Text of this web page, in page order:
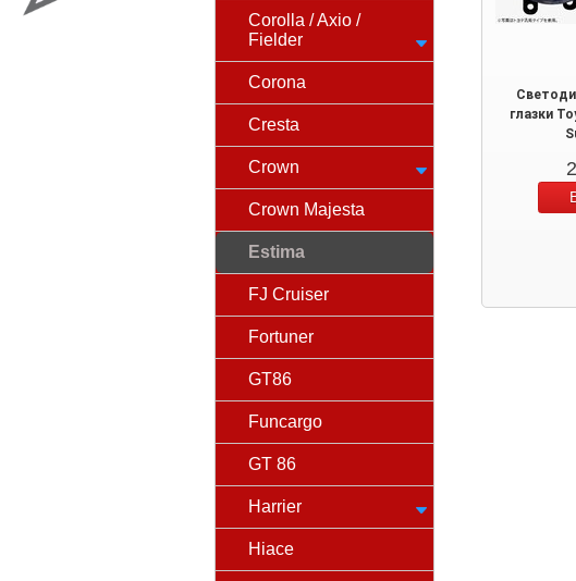
Corolla / Axio /
Fielder
Corona
Cresta
Crown
Crown Majesta
Estima
FJ Cruiser
Fortuner
GT86
Funcargo
GT 86
Harrier
Hiace
глазки